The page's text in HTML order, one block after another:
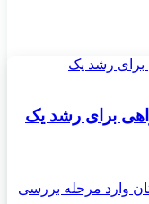
راهی برای رشد یک